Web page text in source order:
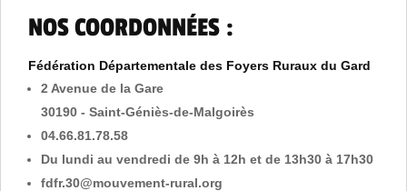
NOS COORDONNÉES :
Fédération Départementale des Foyers Ruraux du Gard
2 Avenue de la Gare
30190 - Saint-Géniès-de-Malgoirès
04.66.81.78.58
Du lundi au vendredi de 9h à 12h et de 13h30 à 17h30
fdfr.30@mouvement-rural.org